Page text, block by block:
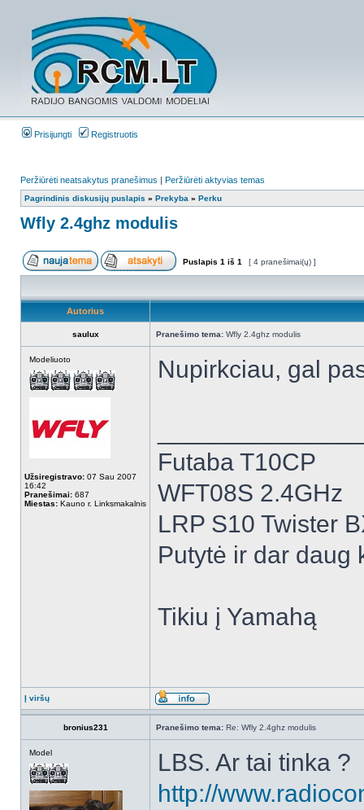
Prisijungti Registruotis
Peržiūrėti neatsakytus pranešimus | Peržiūrėti aktyvias temas
Pagrindinis diskusijų puslapis » Prekyba » Perku
Wfly 2.4ghz modulis
Puslapis 1 iš 1 [ 4 pranešimai(ų) ]
Autorius
saulux Pranešimo tema: Wfly 2.4ghz modulis
Modeliuoto
Užsiregistravo: 07 Sau 2007
16:42
Pranešimai: 687
Miestas: Kauno r. Linksmakalnis
Nupirkciau, gal
Futaba T10CP
WFT08S 2.4GHz
LRP S10 Twister
Putytė ir dar daug
Tikiu į Yamahą
Į viršų
bronius231 Pranešimo tema: Re: Wfly 2.4ghz modulis
Model
LBS. Ar tai tinka ?
http://